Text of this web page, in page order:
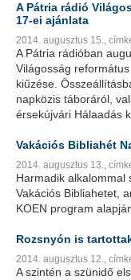
A Pátria rádió
17-ei ajánlata
2014. augusztus 15.,
A Pátria rádióban
Világosság
kiűzése.
napközis táboráról,
érsekújvári Hálaadás
Vakációs Bibliahét
2014. augusztus 13.,
Harmadik alkalommal
Vakációs Bibliahetet,
KOEN program
Rozsnyón is
2014. augusztus 12.,
A szintén a szünidő